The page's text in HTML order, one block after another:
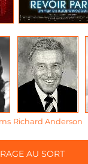
Richard Anderson
AU SORT